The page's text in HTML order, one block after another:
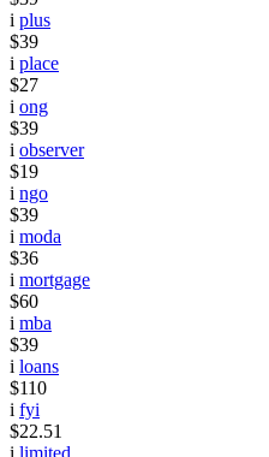
i plus
$39
i place
$27
i ong
$39
i observer
$19
i ngo
$39
i moda
$36
i mortgage
$60
i mba
$39
i loans
$110
i fyi
$22.51